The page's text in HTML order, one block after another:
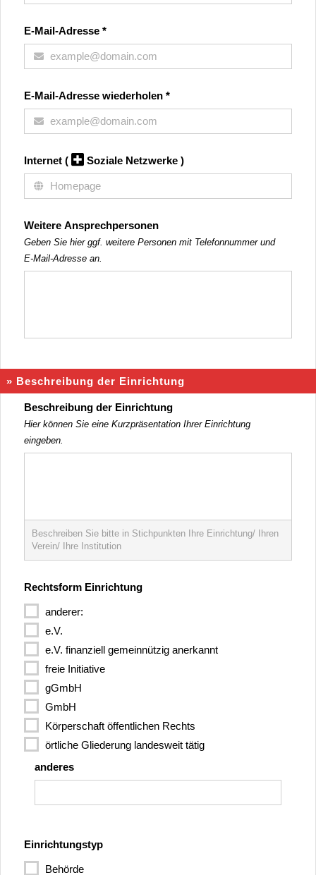
E-Mail-Adresse *
E-Mail-Adresse wiederholen *
Internet ( Soziale Netzwerke )
Weitere Ansprechpersonen
Geben Sie hier ggf. weitere Personen mit Telefonnummer und
E-Mail-Adresse an.
» Beschreibung der Einrichtung
Beschreibung der Einrichtung
Hier können Sie eine Kurzpräsentation Ihrer Einrichtung
eingeben.
Beschreiben Sie bitte in Stichpunkten Ihre Einrichtung/ Ihren
Verein/ Ihre Institution
Rechtsform Einrichtung
anderer:
e.V.
e.V. finanziell gemeinnützig anerkannt
freie Initiative
gGmbH
GmbH
Körperschaft öffentlichen Rechts
örtliche Gliederung landesweit tätig
anderes
Einrichtungstyp
Behörde